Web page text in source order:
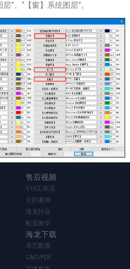
”、“【窗】系统图层”。
售后视频
V10工作流
主卧案例
海龙抖音
配置教学
海龙下载
卓艺配置
CAD/PDF